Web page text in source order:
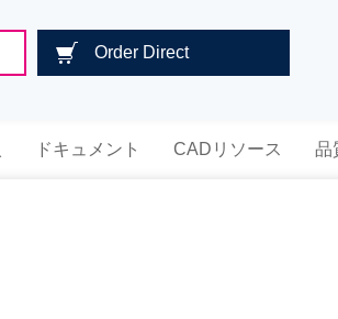
Order Direct
ドキュメント CADリソース 品